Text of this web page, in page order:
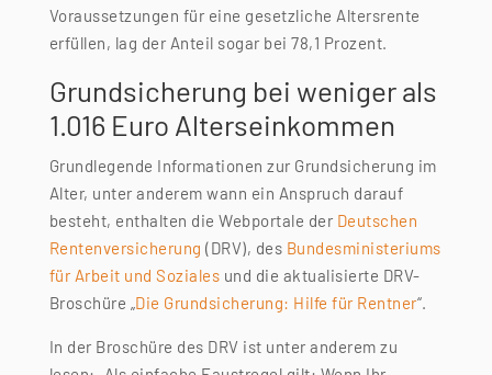
Voraussetzungen für eine gesetzliche Altersrente
erfüllen, lag der Anteil sogar bei 78,1 Prozent.
Grundsicherung bei weniger als
1.016 Euro Alterseinkommen
Grundlegende Informationen zur Grundsicherung im
Alter, unter anderem wann ein Anspruch darauf
besteht, enthalten die Webportale der Deutschen
Rentenversicherung (DRV), des Bundesministeriums
für Arbeit und Soziales und die aktualisierte DRV-
Broschüre „Die Grundsicherung: Hilfe für Rentner“.
In der Broschüre des DRV ist unter anderem zu